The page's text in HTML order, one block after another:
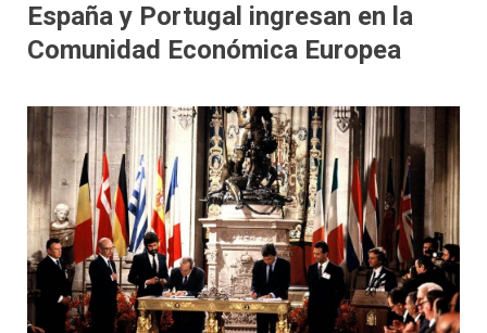
España y Portugal ingresan en la
Comunidad Económica Europea